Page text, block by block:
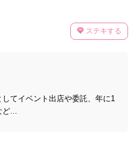
ステキする
てイベント出店や委託、年に1
ど...